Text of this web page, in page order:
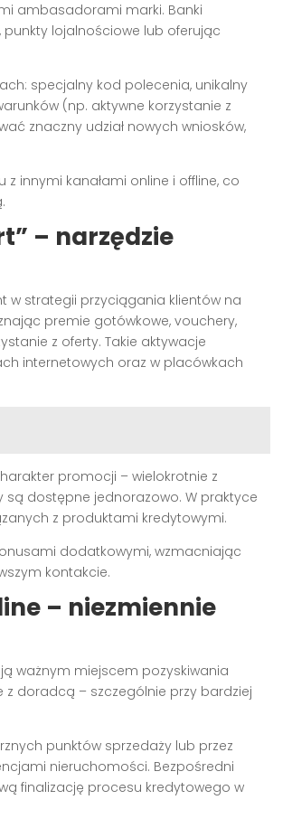
ambasadorami marki. Banki
punkty lojalnościowe lub oferując
specjalny kod polecenia, unikalny
(np. aktywne korzystanie z
znaczny udział nowych wniosków,
innymi kanałami online i offline, co
– narzędzie
w strategii przyciągania klientów na
premie gotówkowe, vouchery,
z oferty. Takie aktywacje
internetowych oraz w placówkach
promocji – wielokrotnie z
dostępne jednorazowo. W praktyce
z produktami kredytowymi.
dodatkowymi, wzmacniając
kontakcie.
– niezmiennie
ważnym miejscem pozyskiwania
z doradcą – szczególnie przy bardziej
punktów sprzedaży lub przez
nieruchomości. Bezpośredni
finalizację procesu kredytowego w